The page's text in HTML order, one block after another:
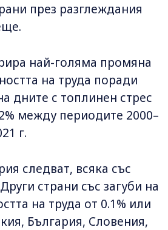
през разглеждания
най-голяма промяна
на труда поради
дните с топлинен стрес
между периодите 2000–
г.
следват, всяка със
страни със загуби на
на труда от 0.1% или
България, Словения,